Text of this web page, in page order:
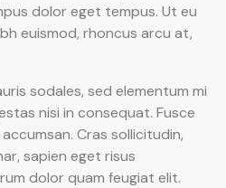
dolor eget tempus. Ut eu
euismod, rhoncus arcu at,
sodales, sed elementum mi
nisi in consequat. Fusce
Cras sollicitudin,
sapien eget risus
dolor quam feugiat elit.